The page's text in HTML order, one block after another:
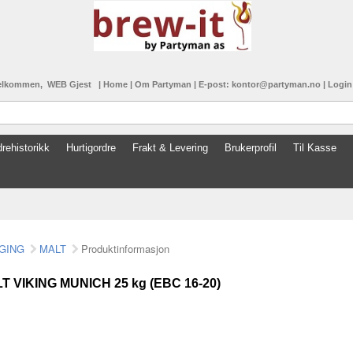
WEB Gjest | Home | Om Partyman | E-post: kontor@partyman.no |
Hurtigordre Frakt & Levering Brukerprofil Til Kasse
MALT Produktinformasjon
VIKING MUNICH 25 kg (EBC 16-20)